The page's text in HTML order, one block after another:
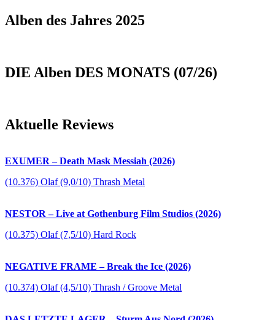
Alben des Jahres 2025
DIE Alben DES MONATS (07/26)
Aktuelle Reviews
EXUMER – Death Mask Messiah (2026)
(10.376) Olaf (9,0/10) Thrash Metal
NESTOR – Live at Gothenburg Film Studios (2026)
(10.375) Olaf (7,5/10) Hard Rock
NEGATIVE FRAME – Break the Ice (2026)
(10.374) Olaf (4,5/10) Thrash / Groove Metal